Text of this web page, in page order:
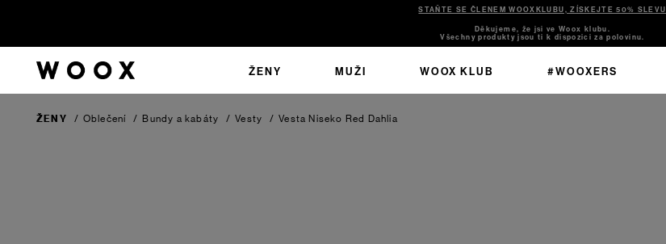
STAŇTE SE ČLENEM WOOXKLUBU, ZÍSKEJTE 50% SLEVU
Děkujeme, že jsi ve Woox klubu.
Všechny produkty jsou ti k dispozici za polovinu.
ŽENY MUŽI WOOX KLUB #WOOXERS
ŽENY / Oblečení / Bundy a kabáty / Vesty / Vesta Niseko Red Dahlia